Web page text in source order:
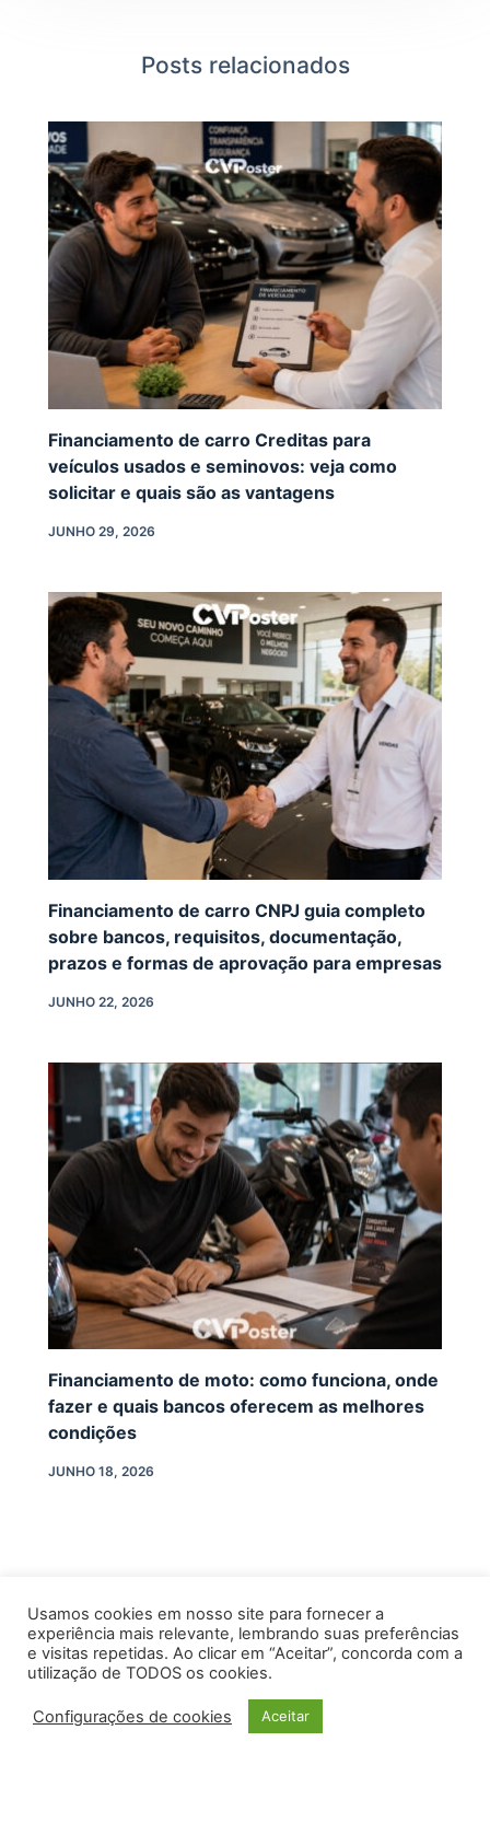
Posts relacionados
Financiamento de carro Creditas para
veículos usados e seminovos: veja como
solicitar e quais são as vantagens
JUNHO 29, 2026
Financiamento de carro CNPJ guia completo
sobre bancos, requisitos, documentação,
prazos e formas de aprovação para empresas
JUNHO 22, 2026
Financiamento de moto: como funciona, onde
fazer e quais bancos oferecem as melhores
condições
JUNHO 18, 2026
INÍCIO
Usamos cookies em nosso site para fornecer a
experiência mais relevante, lembrando suas preferências
e visitas repetidas. Ao clicar em “Aceitar”, concorda com a
utilização de TODOS os cookies.
Configurações de cookies Aceitar